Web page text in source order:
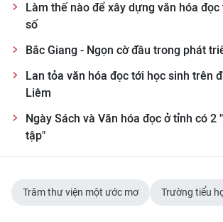
Làm thế nào để xây dựng văn hóa
số
Bắc Giang - Ngọn cờ đầu trong phát
Lan tỏa văn hóa đọc tới học sinh trên
Liêm
Ngày Sách và Văn hóa đọc ở tỉnh có 2
tập"
Trăm thư viện một ước mơ Trường tiểu